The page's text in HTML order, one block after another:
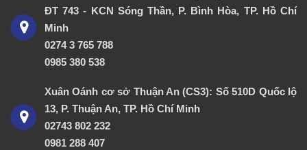
ĐT 743 - KCN Sóng Thần, P. Bình Hòa, TP. Hồ Chí
Minh
0274 3 765 788
0985 380 538
Xuân Oánh cơ sở Thuận An (CS3): Số 510D Quốc lộ
13, P. Thuận An, TP. Hồ Chí Minh
02743 802 232
0981 288 407